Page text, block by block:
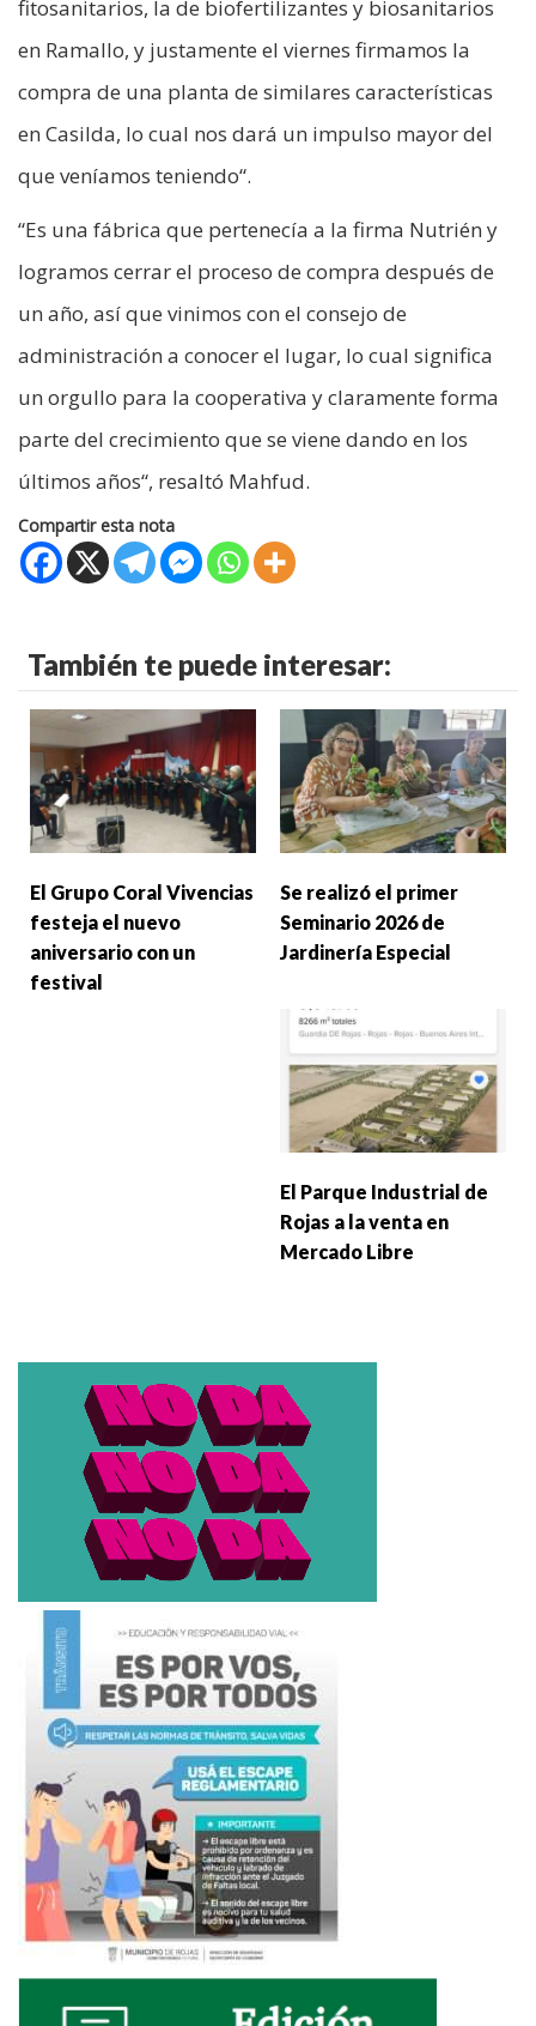
fitosanitarios, la de biofertilizantes y biosanitarios
en Ramallo, y justamente el viernes firmamos la
compra de una planta de similares características
en Casilda, lo cual nos dará un impulso mayor del
que veníamos teniendo“.
“Es una fábrica que pertenecía a la firma Nutrién y
logramos cerrar el proceso de compra después de
un año, así que vinimos con el consejo de
administración a conocer el lugar, lo cual significa
un orgullo para la cooperativa y claramente forma
parte del crecimiento que se viene dando en los
últimos años“, resaltó Mahfud.
Compartir esta nota
También te puede interesar:
El Grupo Coral Vivencias
festeja el nuevo
aniversario con un
festival
Se realizó el primer
Seminario 2026 de
Jardinería Especial
El Parque Industrial de
Rojas a la venta en
Mercado Libre